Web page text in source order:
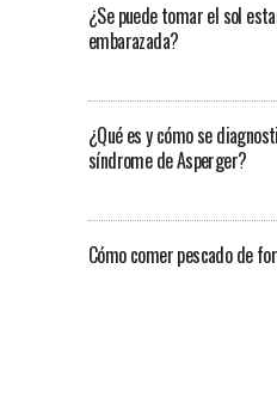
¿Se puede tomar el sol
embarazada?
¿Qué es y cómo se
síndrome de Asperger?
Cómo comer pescado de